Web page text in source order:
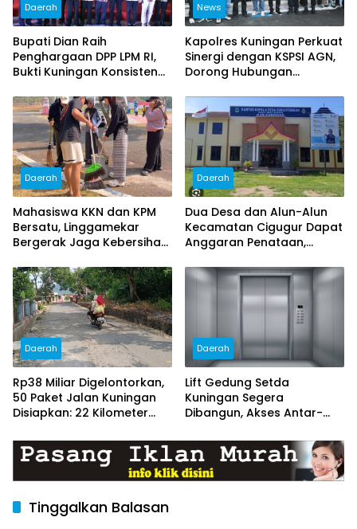
Daerah
Bupati Dian Raih
Penghargaan DPP LPM RI,
Bukti Kuningan Konsisten
News
Kapolres Kuningan Perkuat
Sinergi dengan KSPSI AGN,
Dorong Hubungan
Daerah
Mahasiswa KKN dan KPM
Bersatu, Linggamekar
Bergerak Jaga Kebersihan
Daerah
Dua Desa dan Alun-Alun
Kecamatan Cigugur Dapat
Anggaran Penataan,
Publik yang Lebih Terang
dan Nyaman
Daerah
Rp38 Miliar Digelontorkan,
50 Paket Jalan Kuningan
Disiapkan: 22 Kilometer
Daerah
Lift Gedung Setda
Kuningan Segera
Dibangun, Akses Antar-
Tinggalkan Balasan